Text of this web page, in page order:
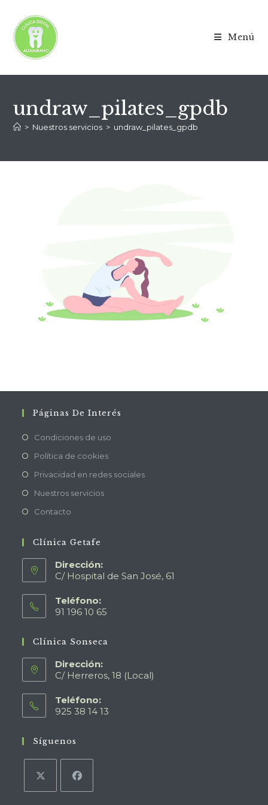
Menú
undraw_pilates_gpdb
> Nuestros servicios > undraw_pilates_gpdb
Páginas De Interés
Condiciones de uso
Política de cookies
Privacidad en redes sociales
Nuestros servicios
Contacto
Clínica Getafe
Dirección:
C/ Hospital de San José, 61
Teléfono:
91 196 10 65
Clínica Sonseca
Dirección:
C/ Herreros, 18 (Local)
Teléfono:
925 38 14 13
Síguenos